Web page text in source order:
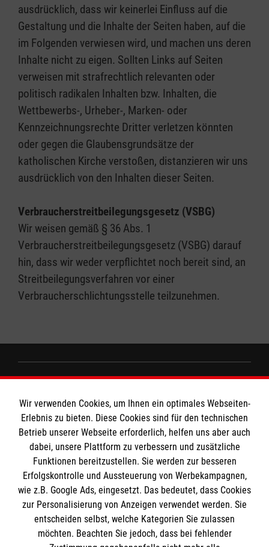
ausdrücklich, dass wir keinerlei Einfluss auf die
Gestaltung und die Inhalte der Seiten haben, auf die
im Folgenden verwiesen wird, und machen uns deren
Inhalte nicht zu eigen. Sollten Links auf Seiten
verweisen mit strafrechtlich relevanten oder
politisch radikalen Inhalten bzw. Inhalten, die
Wettbewerbs-, Urheber-, Marken- oder
Kennzeichnungsrechte Dritter verletzen könnten
oder gegen die Glaubensgrundsätze der
katholischen Kirche verstoßen, distanzieren wir uns
ausdrücklich von den Inhalten dieser Seiten.
Verbraucherstreitbeilegungsgesetz (VSBG)
Wir weisen gemäß § 36 Abs. 1
Verbraucherstreitbeilegungsgesetz (VSBG) darauf
hin, dass wir weder verpflichtet noch bereit sind, an
Streitbeilegungsverfahren vor einer
Verbraucherschlichtungsstelle teilzunehmen.
Impressum
Datenschutz
Barrierefreiheit
Kontakt
Die Malteser
Malteser in Deutschland
Malteserorden
Sharepoint
MPG Ansprechpartner
Den Beauftragten für Medizinproduktesicherheit
Wir verwenden Cookies, um Ihnen ein optimales Webseiten-
Erlebnis zu bieten. Diese Cookies sind für den technischen
Betrieb unserer Webseite erforderlich, helfen uns aber auch
dabei, unsere Plattform zu verbessern und zusätzliche
Funktionen bereitzustellen. Sie werden zur besseren
Erfolgskontrolle und Aussteuerung von Werbekampagnen,
wie z.B. Google Ads, eingesetzt. Das bedeutet, dass Cookies
zur Personalisierung von Anzeigen verwendet werden. Sie
entscheiden selbst, welche Kategorien Sie zulassen
möchten. Beachten Sie jedoch, dass bei fehlender